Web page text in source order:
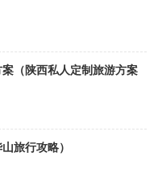
（陕西私人定制旅游方案
旅行攻略）